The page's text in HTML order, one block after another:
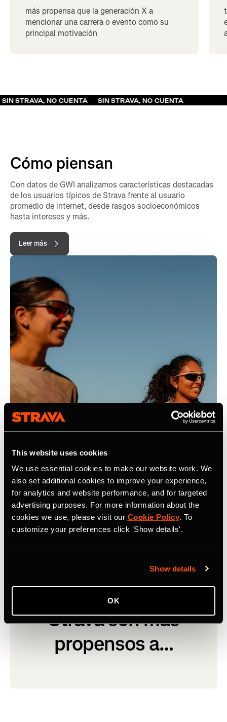
This website uses cookies
We use essential cookies to make our website work. We
also set additional cookies to improve your experience,
for analytics and website performance, and for targeted
advertising purposes. For more information about the
cookies we use, please visit our Cookie Policy. To
customize your preferences click 'Show details'.
Show details
OK
más propensa que la generación X a
mencionar una carrera o evento como su
principal motivación
NO CUENTA SIN STRAVA, NO CUENTA
Cómo piensan
Con datos de GWI analizamos características destacadas
de los usuarios típicos de Strava frente al usuario
promedio de internet, desde rasgos socioeconómicos
hasta intereses y más.
Leer más
Los usuarios de
Strava son más
propensos a…